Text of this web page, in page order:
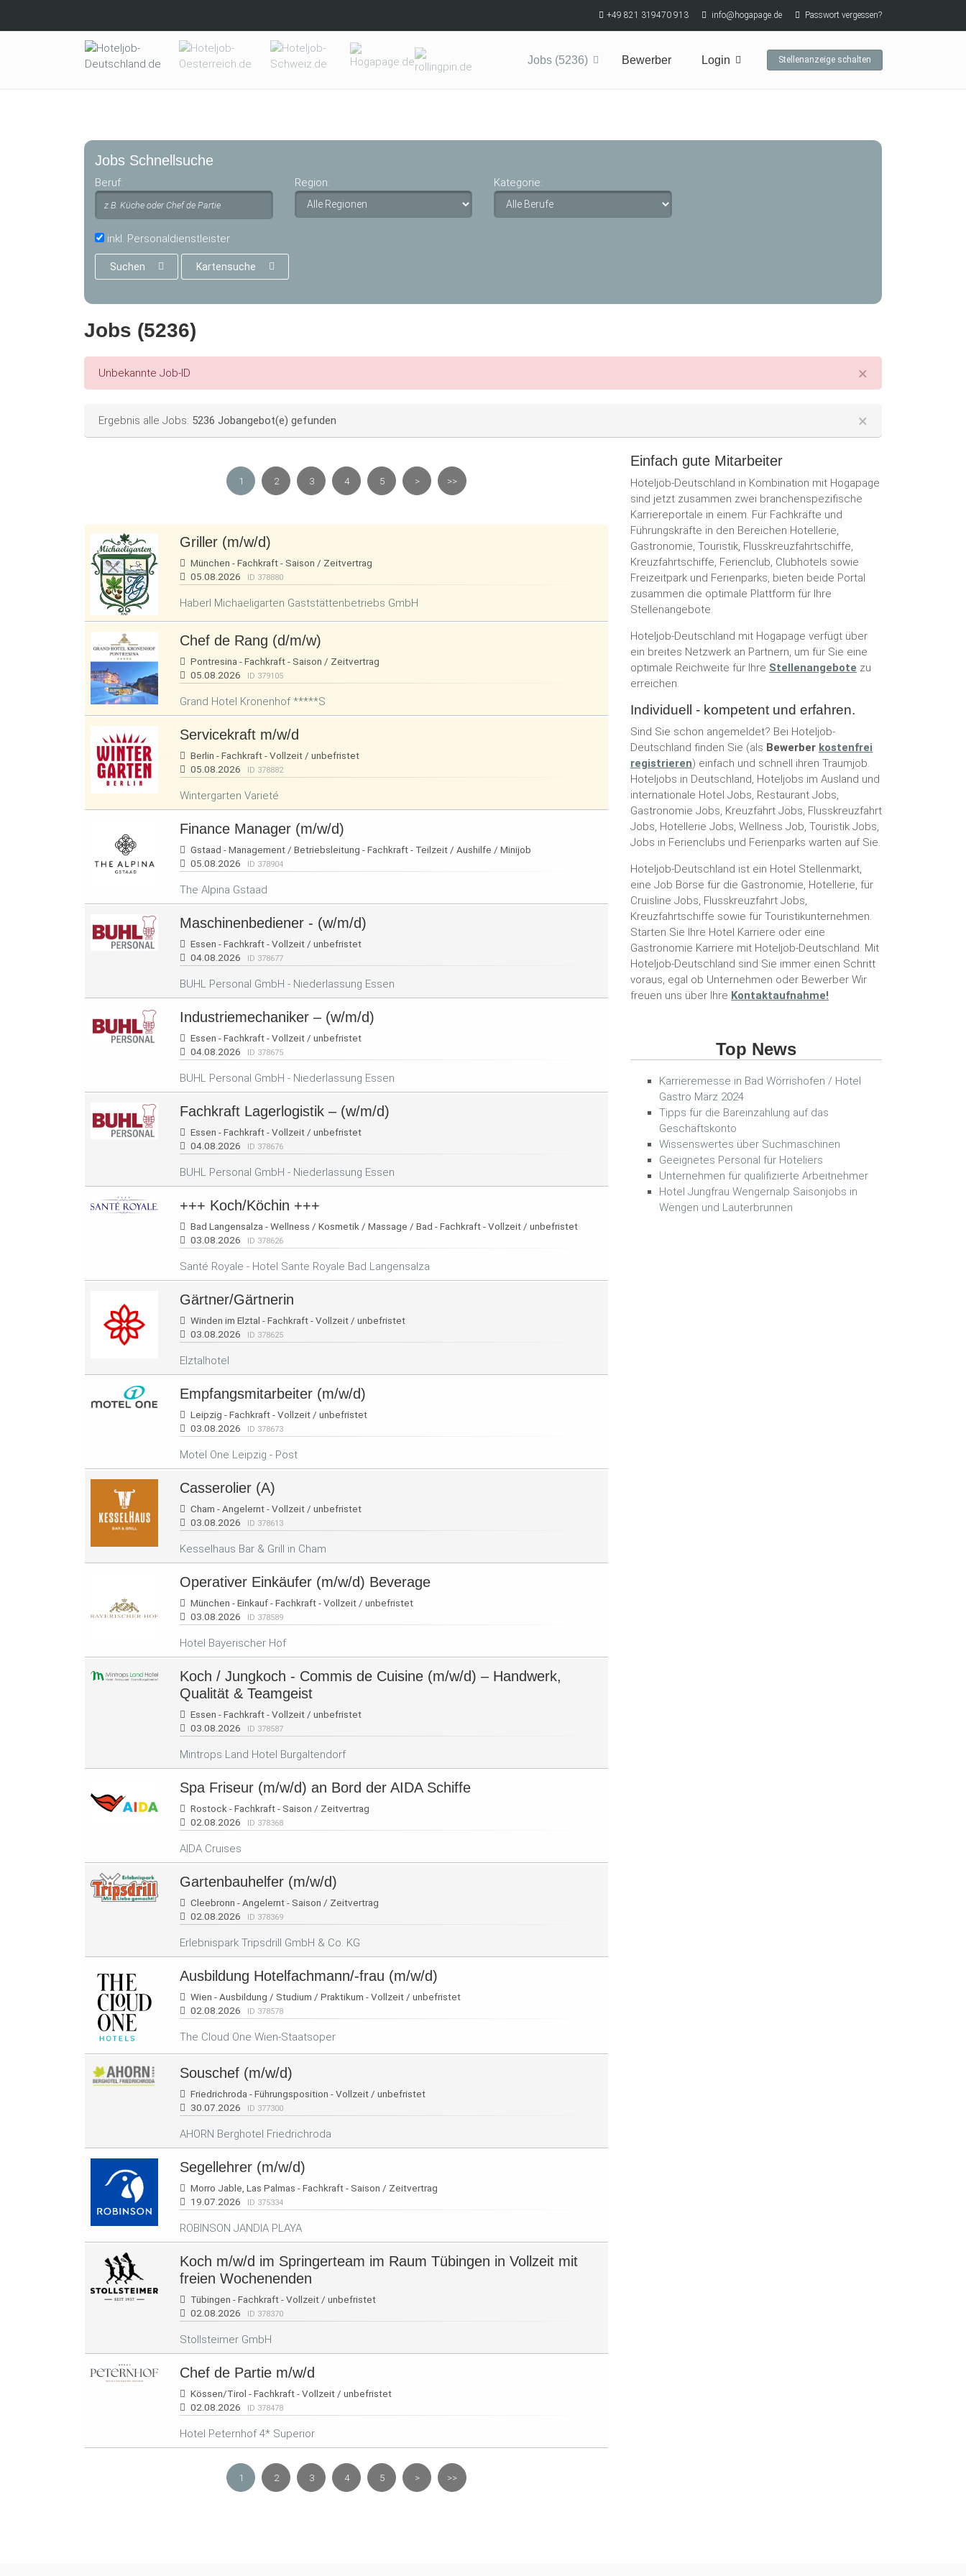
+49 821 319470 913 info@hogapage.de Passwort vergessen?
Jobs (5236) Bewerber Login Stellenanzeige schalten
Jobs Schnellsuche
Beruf: Region: Kategorie:
inkl. Personaldienstleister
Suchen Kartensuche
Jobs (5236)
×
Error message
Unbekannte Job-ID
×
Status message
Ergebnis alle Jobs: 5236 Jobangebot(e) gefunden
1 2 3 4 5 > >>
Griller (m/w/d)
München - Fachkraft - Saison / Zeitvertrag
05.08.2026
ID 378880
Haberl Michaeligarten Gaststättenbetriebs GmbH
Chef de Rang (d/m/w)
Pontresina - Fachkraft - Saison / Zeitvertrag
05.08.2026
ID 379105
Grand Hotel Kronenhof *****S
Servicekraft m/w/d
Berlin - Fachkraft - Vollzeit / unbefristet
05.08.2026
ID 378882
Wintergarten Varieté
Finance Manager (m/w/d)
Gstaad - Management / Betriebsleitung - Fachkraft - Teilzeit / Aushilfe / Minijob
05.08.2026
ID 378904
The Alpina Gstaad
Maschinenbediener - (w/m/d)
Essen - Fachkraft - Vollzeit / unbefristet
04.08.2026
ID 378677
BUHL Personal GmbH - Niederlassung Essen
Industriemechaniker – (w/m/d)
Essen - Fachkraft - Vollzeit / unbefristet
04.08.2026
ID 378675
BUHL Personal GmbH - Niederlassung Essen
Fachkraft Lagerlogistik – (w/m/d)
Essen - Fachkraft - Vollzeit / unbefristet
04.08.2026
ID 378676
BUHL Personal GmbH - Niederlassung Essen
+++ Koch/Köchin +++
Bad Langensalza - Wellness / Kosmetik / Massage / Bad - Fachkraft - Vollzeit / unbefristet
03.08.2026
ID 378626
Santé Royale - Hotel Sante Royale Bad Langensalza
Gärtner/Gärtnerin
Winden im Elztal - Fachkraft - Vollzeit / unbefristet
03.08.2026
ID 378625
Elztalhotel
Empfangsmitarbeiter (m/w/d)
Leipzig - Fachkraft - Vollzeit / unbefristet
03.08.2026
ID 378673
Motel One Leipzig - Post
Casserolier (A)
Cham - Angelernt - Vollzeit / unbefristet
03.08.2026
ID 378613
Kesselhaus Bar & Grill in Cham
Operativer Einkäufer (m/w/d) Beverage
München - Einkauf - Fachkraft - Vollzeit / unbefristet
03.08.2026
ID 378589
Hotel Bayerischer Hof
Koch / Jungkoch - Commis de Cuisine (m/w/d) – Handwerk,
Qualität & Teamgeist
Essen - Fachkraft - Vollzeit / unbefristet
03.08.2026
ID 378587
Mintrops Land Hotel Burgaltendorf
Spa Friseur (m/w/d) an Bord der AIDA Schiffe
Rostock - Fachkraft - Saison / Zeitvertrag
02.08.2026
ID 378368
AIDA Cruises
Gartenbauhelfer (m/w/d)
Cleebronn - Angelernt - Saison / Zeitvertrag
02.08.2026
ID 378369
Erlebnispark Tripsdrill GmbH & Co. KG
Ausbildung Hotelfachmann/-frau (m/w/d)
Wien - Ausbildung / Studium / Praktikum - Vollzeit / unbefristet
02.08.2026
ID 378578
The Cloud One Wien-Staatsoper
Souschef (m/w/d)
Friedrichroda - Führungsposition - Vollzeit / unbefristet
30.07.2026
ID 377300
AHORN Berghotel Friedrichroda
Segellehrer (m/w/d)
Morro Jable, Las Palmas - Fachkraft - Saison / Zeitvertrag
19.07.2026
ID 375334
ROBINSON JANDIA PLAYA
Koch m/w/d im Springerteam im Raum Tübingen in Vollzeit mit
freien Wochenenden
Tübingen - Fachkraft - Vollzeit / unbefristet
02.08.2026
ID 378370
Stollsteimer GmbH
Chef de Partie m/w/d
Kössen/Tirol - Fachkraft - Vollzeit / unbefristet
02.08.2026
ID 378478
Hotel Peternhof 4* Superior
1 2 3 4 5 > >>
Einfach gute Mitarbeiter
Hoteljob-Deutschland in Kombination mit Hogapage
sind jetzt zusammen zwei branchenspezifische
Karriereportale in einem. Für Fachkräfte und
Führungskräfte in den Bereichen Hotellerie,
Gastronomie, Touristik, Flusskreuzfahrtschiffe,
Kreuzfahrtschiffe, Ferienclub, Clubhotels sowie
Freizeitpark und Ferienparks, bieten beide Portal
zusammen die optimale Plattform für Ihre
Stellenangebote.
Hoteljob-Deutschland mit Hogapage verfügt über
ein breites Netzwerk an Partnern, um für Sie eine
optimale Reichweite für Ihre Stellenangebote zu
erreichen.
Individuell - kompetent und erfahren.
Sind Sie schon angemeldet? Bei Hoteljob-
Deutschland finden Sie (als Bewerber kostenfrei
registrieren) einfach und schnell ihren Traumjob.
Hoteljobs in Deutschland, Hoteljobs im Ausland und
internationale Hotel Jobs, Restaurant Jobs,
Gastronomie Jobs, Kreuzfahrt Jobs, Flusskreuzfahrt
Jobs, Hotellerie Jobs, Wellness Job, Touristik Jobs,
Jobs in Ferienclubs und Ferienparks warten auf Sie.
Hoteljob-Deutschland ist ein Hotel Stellenmarkt,
eine Job Börse für die Gastronomie, Hotellerie, für
Cruisline Jobs, Flusskreuzfahrt Jobs,
Kreuzfahrtschiffe sowie für Touristikunternehmen.
Starten Sie Ihre Hotel Karriere oder eine
Gastronomie Karriere mit Hoteljob-Deutschland. Mit
Hoteljob-Deutschland sind Sie immer einen Schritt
voraus, egal ob Unternehmen oder Bewerber Wir
freuen uns über Ihre Kontaktaufnahme!
Top News
Karrieremesse in Bad Wörrishofen / Hotel
Gastro März 2024
Tipps für die Bareinzahlung auf das
Geschäftskonto
Wissenswertes über Suchmaschinen
Geeignetes Personal für Hoteliers
Unternehmen für qualifizierte Arbeitnehmer
Hotel Jungfrau Wengernalp Saisonjobs in
Wengen und Lauterbrunnen